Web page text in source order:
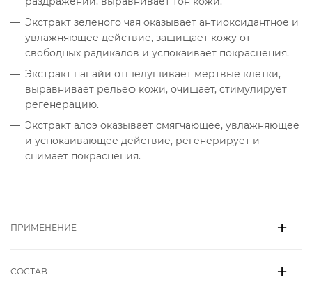
Экстракт зеленого чая оказывает антиоксидантное и
увлажняющее действие, защищает кожу от
свободных радикалов и успокаивает покраснения.
Экстракт папайи отшелушивает мертвые клетки,
выравнивает рельеф кожи, очищает, стимулирует
регенерацию.
Экстракт алоэ оказывает смягчающее, увлажняющее
и успокаивающее действие, регенерирует и
снимает покраснения.
ПРИМЕНЕНИЕ
СОСТАВ